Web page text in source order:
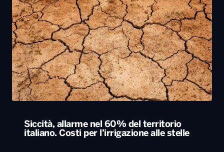
Siccità, allarme nel 60% del territorio
italiano. Costi per l’irrigazione alle stelle